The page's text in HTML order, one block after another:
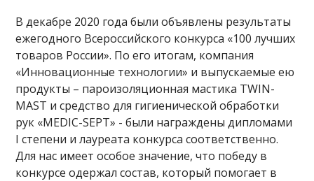
В декабре 2020 года были объявлены результаты
ежегодного Всероссийского конкурса «100 лучших
товаров России». По его итогам, компания
«Инновационные технологии» и выпускаемые ею
продукты – пароизоляционная мастика TWIN-
MAST и средство для гигиенической обработки
рук «MEDIC-SEPT» - были награждены дипломами
I степени и лауреата конкурса соответственно.
Для нас имеет особое значение, что победу в
конкурсе одержал состав, который помогает в